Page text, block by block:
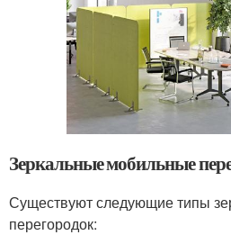
Зеркальные мобильные
Существуют следующие типы
перегородок: